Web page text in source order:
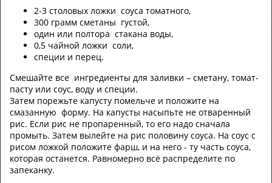
2-3 столовых ложки соуса томатного,
300 грамм сметаны густой,
один или полтора стакана воды,
0,5 чайной ложки соли,
специи и перец.
Смешайте все ингредиенты для заливки – сметану, томат-
пасту или соус, воду и специи.
Затем порежьте капусту помельче и положите на
смазанную форму. На капусты насыпьте не отваренный
рис. Если рис не пропаренный, то его надо сначала
промыть. Затем вылейте на рис половину соуса. На соус с
рисом ложкой положите фарш, и на него - ту часть соуса,
которая останется. Равномерно всё распределите по
запеканку.